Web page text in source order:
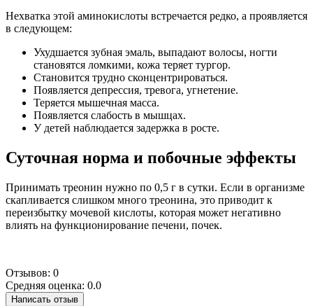
Нехватка этой аминокислоты встречается редко, а проявляется
в следующем:
Ухудшается зубная эмаль, выпадают волосы, ногти
становятся ломкими, кожа теряет тургор.
Становится трудно сконцентрироваться.
Появляется депрессия, тревога, угнетение.
Теряется мышечная масса.
Появляется слабость в мышцах.
У детей наблюдается задержка в росте.
Суточная норма и побочные эффекты
Принимать треонин нужно по 0,5 г в сутки. Если в организме
скапливается слишком много треонина, это приводит к
переизбытку мочевой кислоты, которая может негативно
влиять на функционирование печени, почек.
Отзывов: 0
Средняя оценка: 0.0
Написать отзыв